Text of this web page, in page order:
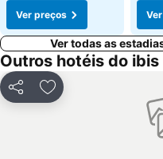
Ver preços
Ver todas as
Outros hotéis do
PartilharAdicionar aos